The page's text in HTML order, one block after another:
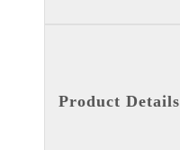
Product Details